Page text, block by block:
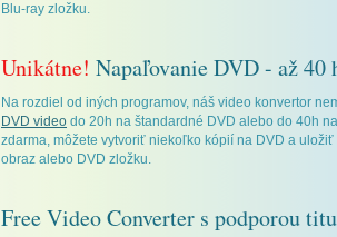
Blu-ray zložku.
Unikátne! Napaľovanie DVD - až 40
Na rozdiel od iných programov, náš video konvertor
DVD video do 20h na štandardné DVD alebo do 40h
zdarma, môžete vytvoriť niekoľko kópií na DVD a
obraz alebo DVD zložku.
Free Video Converter s podporou